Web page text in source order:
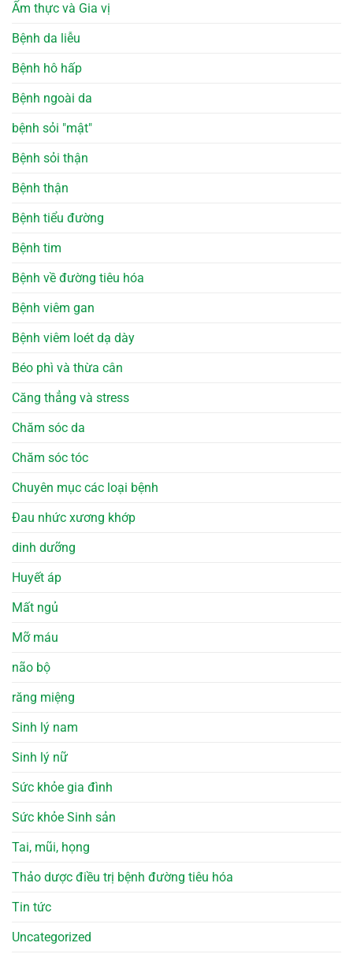
Ẩm thực và Gia vị
Bệnh da liễu
Bệnh hô hấp
Bệnh ngoài da
bệnh sỏi "mật"
Bệnh sỏi thận
Bệnh thận
Bệnh tiểu đường
Bệnh tim
Bệnh về đường tiêu hóa
Bệnh viêm gan
Bệnh viêm loét dạ dày
Béo phì và thừa cân
Căng thẳng và stress
Chăm sóc da
Chăm sóc tóc
Chuyên mục các loại bệnh
Đau nhức xương khớp
dinh dưỡng
Huyết áp
Mất ngủ
Mỡ máu
não bộ
răng miệng
Sinh lý nam
Sinh lý nữ
Sức khỏe gia đình
Sức khỏe Sinh sản
Tai, mũi, họng
Thảo dược điều trị bệnh đường tiêu hóa
Tin tức
Uncategorized